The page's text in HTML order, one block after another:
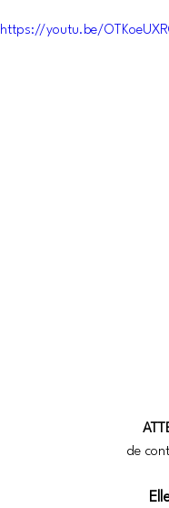
https://youtu.be/
de